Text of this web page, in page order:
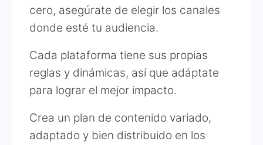
cero, asegúrate de elegir los canales
donde esté tu audiencia.
Cada plataforma tiene sus propias
reglas y dinámicas, así que adáptate
para lograr el mejor impacto.
Crea un plan de contenido variado,
adaptado y bien distribuido en los